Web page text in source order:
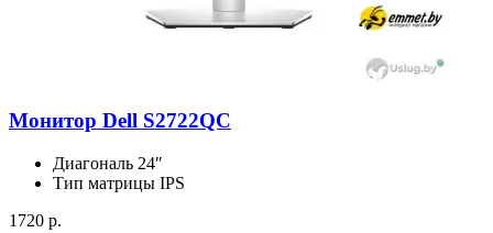
Монитор Dell S2722QC
Диагональ 24″
Тип матрицы IPS
1720 р.